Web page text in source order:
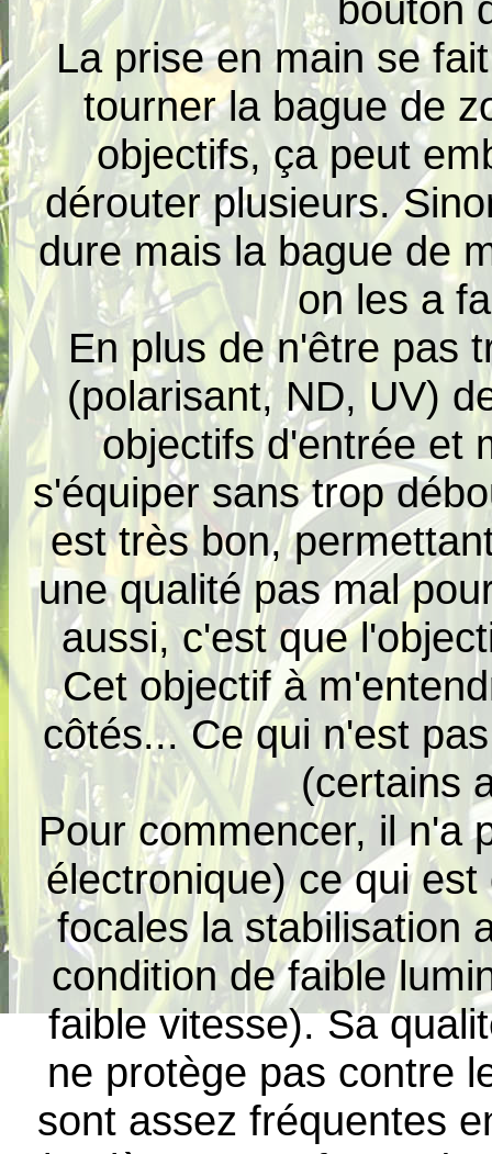
La prise en main se
tourner la bague de
objectifs, ça peut
dérouter plusieurs.
dure mais la bague de
on les a
En plus de n'être pas
(polarisant, ND, UV)
objectifs d'entrée et
s'équiper sans trop
est très bon,
une qualité pas mal
aussi, c'est que
Cet objectif à
côtés... Ce qui n'est
(certains
Pour commencer, il n'a
électronique) ce qui
focales la stabilisation
condition de faible
faible vitesse). Sa
ne protège pas contre
sont assez fréquentes